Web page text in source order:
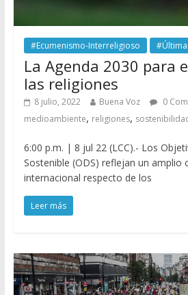
#Ecumenismo-Interreligioso
La Agenda 2030 para
las religiones
8 julio, 2022 Buena Voz 0
medioambiente, religiones,
6:00 p.m. | 8 jul 22 (LCC).- Los
Sostenible (ODS) reflejan un amplio
internacional respecto de los
Leer más